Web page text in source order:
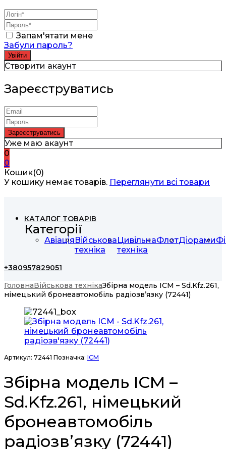
Запам'ятати мене
Забули пароль?
Створити акаунт
Зареєструватись
Уже маю акаунт
0
0
Кошик(0)
У кошику немає товарів. Переглянути всі товари
КАТАЛОГ ТОВАРІВ
Категорії
АвіаціяВійськова
техніка
Цивільна
техніка
ФлотДіорами
+380957829051
ГоловнаВійськова технікаЗбірна модель ICM – Sd.Kfz.261,
німецький бронеавтомобіль радіозв’язку (72441)
Артикул: 72441 Позначка: ICM
Збірна модель ICM –
Sd.Kfz.261, німецький
бронеавтомобіль
радіозв’язку (72441)